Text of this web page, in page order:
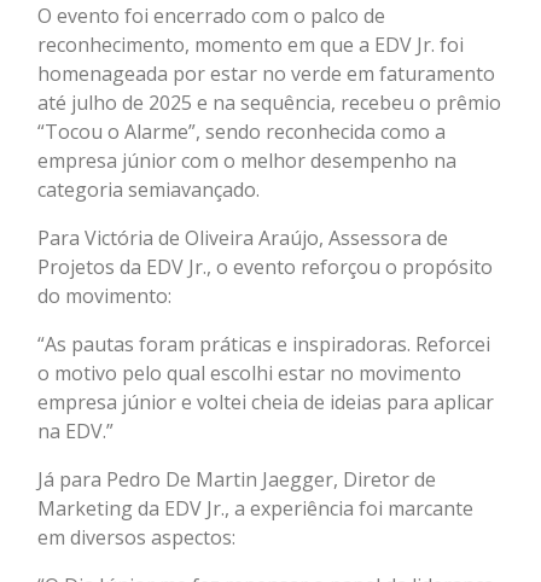
O evento foi encerrado com o palco de
reconhecimento, momento em que a EDV Jr. foi
homenageada por estar no verde em faturamento
até julho de 2025 e na sequência, recebeu o prêmio
“Tocou o Alarme”, sendo reconhecida como a
empresa júnior com o melhor desempenho na
categoria semiavançado.
Para Victória de Oliveira Araújo, Assessora de
Projetos da EDV Jr., o evento reforçou o propósito
do movimento:
“As pautas foram práticas e inspiradoras. Reforcei
o motivo pelo qual escolhi estar no movimento
empresa júnior e voltei cheia de ideias para aplicar
na EDV.”
Já para Pedro De Martin Jaegger, Diretor de
Marketing da EDV Jr., a experiência foi marcante
em diversos aspectos: